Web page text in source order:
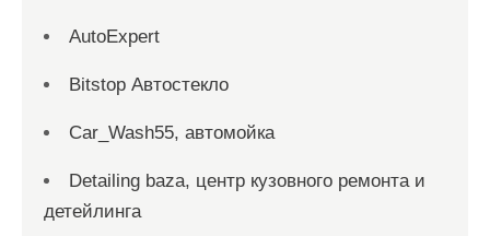
AutoExpert
Bitstop Автостекло
Car_Wash55, автомойка
Detailing baza, центр кузовного ремонта и
детейлинга